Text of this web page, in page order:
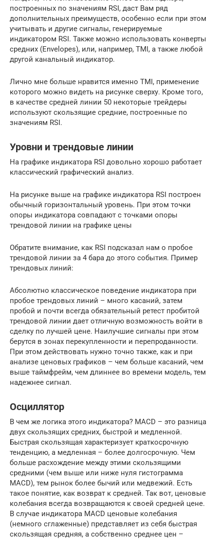
построенных по значениям RSI, даст Вам ряд
дополнительных преимуществ, особенно если при этом
учитывать и другие сигналы, генерируемые
индикатором RSI. Также можно использовать конверты
средних (Envelopes), или, например, TMI, а также любой
другой канальный индикатор.
Лично мне больше нравится именно TMI, применение
которого можно видеть на рисунке сверху. Кроме того,
в качестве средней линии 50 некоторые трейдеры
используют скользящие средние, построенные по
значениям RSI.
Уровни и трендовые линии
На графике индикатора RSI довольно хорошо работает
классический графический анализ.
На рисунке выше на графике индикатора RSI построен
обычный горизонтальный уровень. При этом точки
опоры индикатора совпадают с точками опоры
трендовой линии на графике цены
Обратите внимание, как RSI подсказал нам о пробое
трендовой линии за 4 бара до этого события. Пример
трендовых линий:
Абсолютно классическое поведение индикатора при
пробое трендовых линий – много касаний, затем
пробой и почти всегда обязательный ретест пробитой
трендовой линии дает отличную возможность войти в
сделку по лучшей цене. Наилучшие сигналы при этом
берутся в зонах перекупленности и перепроданности.
При этом действовать нужно точно также, как и при
анализе ценовых графиков – чем больше касаний, чем
выше таймфрейм, чем длиннее во времени модель, тем
надежнее сигнал.
Осциллятор
В чем же логика этого индикатора? MACD – это разница
двух скользящих средних, быстрой и медленной.
Быстрая скользящая характеризует краткосрочную
тенденцию, а медленная – более долгосрочную. Чем
больше расхождение между этими скользящими
средними (чем выше или ниже нуля гистограмма
MACD), тем рынок более бычий или медвежий. Есть
такое понятие, как возврат к средней. Так вот, ценовые
колебания всегда возвращаются к своей средней цене.
В случае индикатора MACD ценовые колебания
(немного сглаженные) представляет из себя быстрая
скользящая средняя, а собственно среднее цен –